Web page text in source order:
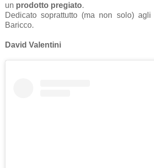
un prodotto pregiato.
Dedicato soprattutto (ma non solo)
Baricco.
David Valentini